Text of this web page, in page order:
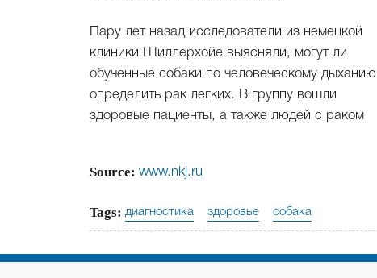
Пару лет назад исследователи из немецкой
клиники Шиллерхойе выясняли, могут ли
обученные собаки по человеческому дыханию
определить рак легких. В группу вошли
здоровые пациенты, а также людей с раком
Source: www.nkj.ru
Tags: диагностика здоровье собака